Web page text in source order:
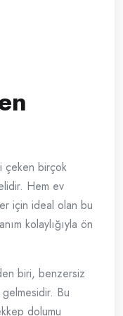
çeken birçok
Hem ev
için ideal olan bu
kolaylığıyla ön
biri, benzersiz
Bu
dolumu